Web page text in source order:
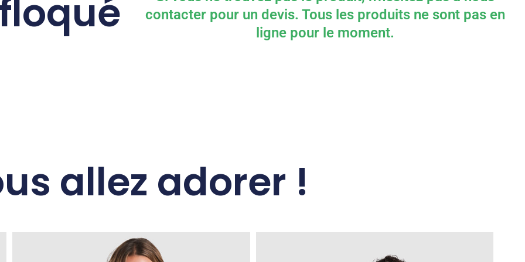
contacter pour un devis. Tous les produits ne sont pas en
ligne pour le moment.
allez adorer !
produit